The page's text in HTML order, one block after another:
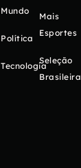
Mundo
Política
Tecnologia
Mais
Esportes
Seleção
Brasileira